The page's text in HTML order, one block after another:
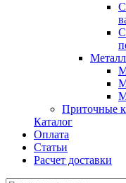
Приточные
Каталог
Оплата
Статьи
Расчет доставки